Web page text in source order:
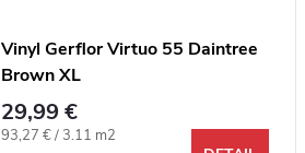
Vinyl Gerflor Virtuo 55 Daintree
Brown XL
29,99 €
Jednotková cena:
93,27 € / 3.11 m2